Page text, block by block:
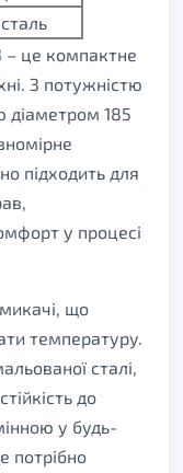
– це компактне
З потужністю
185
підходить для
у процесі
що
температуру.
сталі,
до
у будь-
потрібно